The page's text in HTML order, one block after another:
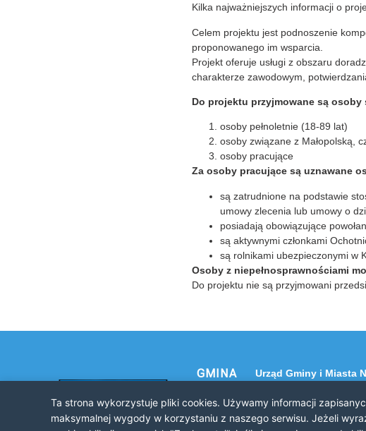
Kilka najważniejszych informacji o
Celem projektu jest podnoszenie
proponowanego im wsparcia.
Projekt oferuje usługi z obszaru
charakterze zawodowym,
Do projektu przyjmowane są osoby
osoby pełnoletnie (18-89 lat)
osoby związane z Małopolską,
osoby pracujące
Za osoby pracujące są uznawane
są zatrudnione na podstawie
umowy zlecenia lub umowy o
posiadają obowiązujące
są aktywnymi członkami
są rolnikami ubezpieczonymi w
Osoby z niepełnosprawnościami
Do projektu nie są przyjmowani
GMINA
BRZESKO
Urząd Gminy i Miasta
ul. Krakowska 44
Ta strona wykorzystuje pliki cookies. Używamy informacji
maksymalnej wygody w korzystaniu z naszego serwisu. Jeżeli